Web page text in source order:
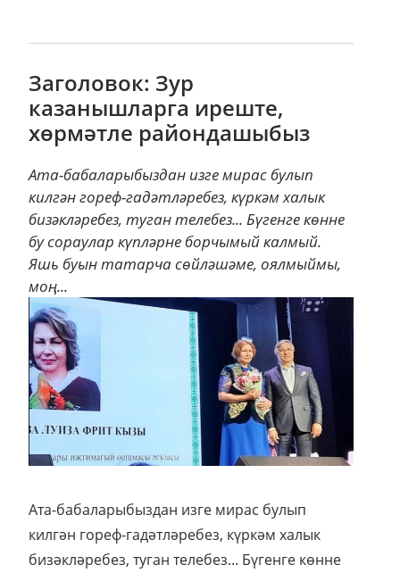
Заголовок: Зур
казанышларга иреште,
хөрмәтле райондашыбыз
Ата-бабаларыбыздан изге мирас булып
килгән гореф-гадәтләребез, күркәм халык
бизәкләребез, туган телебез... Бүгенге көнне
бу сораулар күпләрне борчымый калмый.
Яшь буын татарча сөйләшәме, оялмыймы,
моң...
Ата-бабаларыбыздан изге мирас булып
килгән гореф-гадәтләребез, күркәм халык
бизәкләребез, туган телебез... Бүгенге көнне